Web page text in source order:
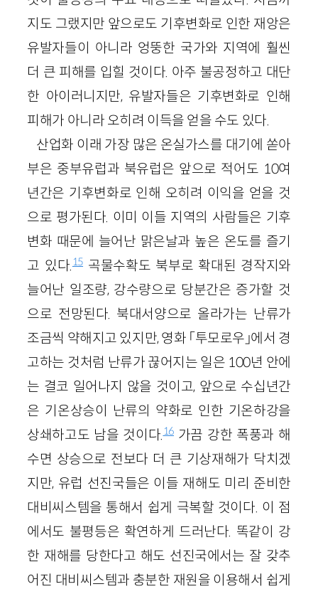
지도 그랬지만 앞으로도 기후변화로 인한 재앙은
유발자들이 아니라 엉뚱한 국가와 지역에 훨씬
더 큰 피해를 입힐 것이다. 아주 불공정하고 대단
한 아이러니지만, 유발자들은 기후변화로 인해
피해가 아니라 오히려 이득을 얻을 수도 있다.
산업화 이래 가장 많은 온실가스를 대기에 쏟아
부은 중부유럽과 북유럽은 앞으로 적어도 10여
년간은 기후변화로 인해 오히려 이익을 얻을 것
으로 평가된다. 이미 이들 지역의 사람들은 기후
변화 때문에 늘어난 맑은날과 높은 온도를 즐기
고 있다.15 곡물수확도 북부로 확대된 경작지와
늘어난 일조량, 강수량으로 당분간은 증가할 것
으로 전망된다. 북대서양으로 올라가는 난류가
조금씩 약해지고 있지만, 영화 「투모로우」에서 경
고하는 것처럼 난류가 끊어지는 일은 100년 안에
는 결코 일어나지 않을 것이고, 앞으로 수십년간
은 기온상승이 난류의 약화로 인한 기온하강을
상쇄하고도 남을 것이다.16가끔 강한 폭풍과 해
수면 상승으로 전보다 더 큰 기상재해가 닥치겠
지만, 유럽 선진국들은 이들 재해도 미리 준비한
대비씨스템을 통해서 쉽게 극복할 것이다. 이 점
에서도 불평등은 확연하게 드러난다. 똑같이 강
한 재해를 당한다고 해도 선진국에서는 잘 갖추
어진 대비씨스템과 충분한 재원을 이용해서 쉽게